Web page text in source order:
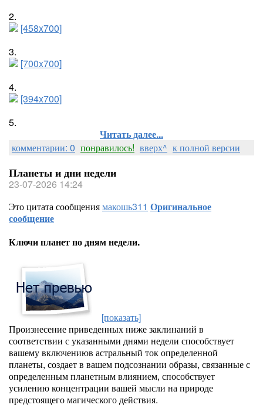
2.
[458x700]
3.
[700x700]
4.
[394x700]
5.
Читать далее...
комментарии: 0 понравилось! вверх^ к полной версии
Планеты и дни недели
23-07-2026 14:24
Это цитата сообщениямакошь311 Оригинальное
сообщение
Ключи планет по дням недели.
[показать]
Произнесение приведенных ниже заклинаний в
соответствии с указанными днями недели способствует
вашему включениюв астральный ток определенной
планеты, создает в вашем подсознании образы, связанные с
определенным планетным влиянием, способствует
усилению концентрации вашей мысли на природе
предстоящего магического действия.